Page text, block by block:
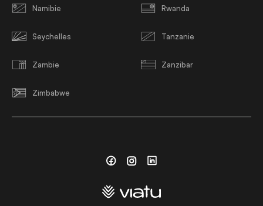
Namibie Rwanda
Seychelles Tanzanie
Zambie Zanzibar
Zimbabwe
FacebookInstagramLinkedin